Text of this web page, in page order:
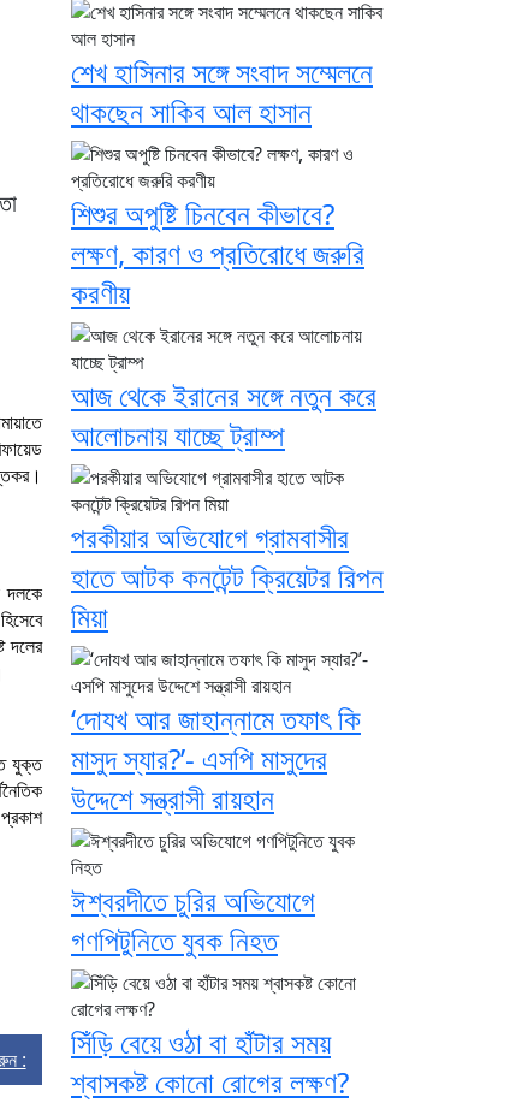
দলকে
দলের
যুক্ত
:
শেখ হাসিনার সঙ্গে সংবাদ সম্মেলনে
থাকছেন সাকিব আল হাসান
শিশুর অপুষ্টি চিনবেন কীভাবে?
লক্ষণ, কারণ ও প্রতিরোধে জরুরি
করণীয়
আজ থেকে ইরানের সঙ্গে নতুন করে
আলোচনায় যাচ্ছে ট্রাম্প
পরকীয়ার অভিযোগে গ্রামবাসীর
হাতে আটক কনটেন্ট ক্রিয়েটর রিপন
মিয়া
‘দোযখ আর জাহান্নামে তফাৎ কি
মাসুদ স্যার?’- এসপি মাসুদের
উদ্দেশে সন্ত্রাসী রায়হান
ঈশ্বরদীতে চুরির অভিযোগে
গণপিটুনিতে যুবক নিহত
সিঁড়ি বেয়ে ওঠা বা হাঁটার সময়
শ্বাসকষ্ট কোনো রোগের লক্ষণ?